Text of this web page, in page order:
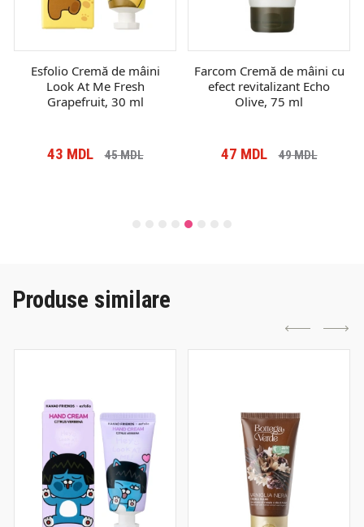
Esfolio Cremă de mâini
Look At Me Fresh
Grapefruit, 30 ml
43 MDL 45MDL
Farcom Cremă de mâini cu
efect revitalizant Echo
Olive, 75 ml
47 MDL 49MDL
Produse similare